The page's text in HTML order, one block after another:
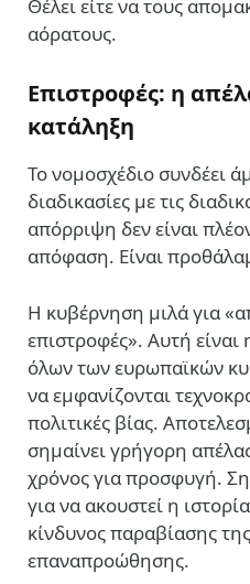
Θέλει είτε να τους
αόρατους.
Επιστροφές: η
κατάληξη
Το νομοσχέδιο συνδέει
διαδικασίες με τις
απόρριψη δεν είναι
απόφαση. Είναι
Η κυβέρνηση μιλά για
επιστροφές». Αυτή
όλων των ευρωπαϊκών
να εμφανίζονται
πολιτικές βίας.
σημαίνει γρήγορη
χρόνος για προσφυγή.
για να ακουστεί η
κίνδυνος παραβίασης
επαναπροώθησης.